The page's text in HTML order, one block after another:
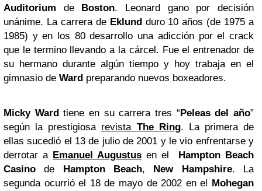
Auditorium de Boston. Leonard gano por decisión
unánime. La carrera de Eklundduro 10 años (de 1975 a
1985) y en los 80 desarrollo una adicción por el crack
que le termino llevando a la cárcel. Fue el entrenador de
su hermano durante algún tiempo y hoy trabaja en el
gimnasio de Ward preparando nuevos boxeadores.
Micky Wardtiene en su carrera tres “Peleas del año”
según la prestigiosa revista The Ring. La primera de
ellas sucedió el 13 de julio de 2001 y le vio enfrentarse y
derrotar a Emanuel Augustus en el Hampton Beach
Casino de Hampton Beach, New Hampshire. La
segunda ocurrió el 18 de mayo de 2002 en el Mohegan